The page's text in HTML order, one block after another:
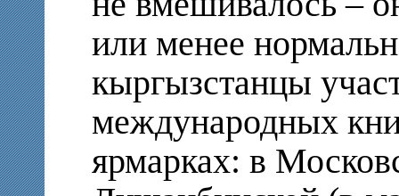
или менее
кыргызстанцы
международных
ярмарках: в